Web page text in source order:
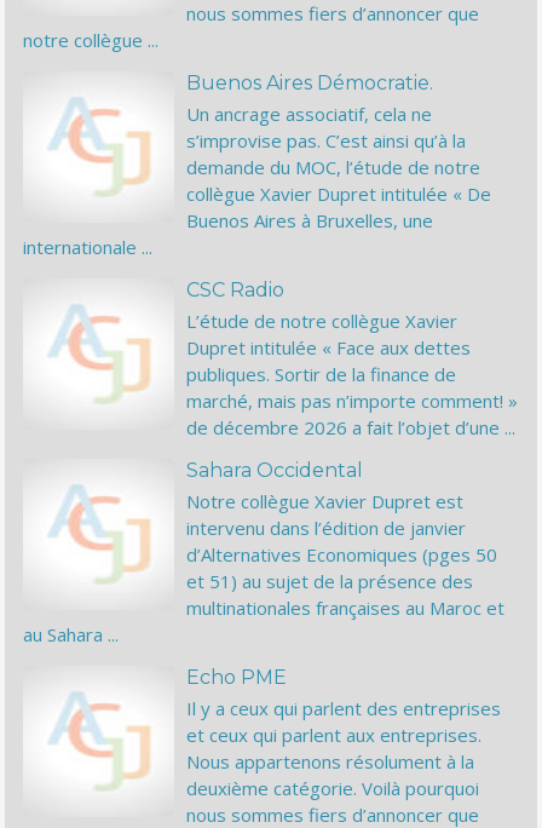
nous sommes fiers d’annoncer que
notre collègue ...
Buenos Aires Démocratie.
Un ancrage associatif, cela ne
s’improvise pas. C’est ainsi qu’à la
demande du MOC, l’étude de notre
collègue Xavier Dupret intitulée « De
Buenos Aires à Bruxelles, une
internationale ...
CSC Radio
L’étude de notre collègue Xavier
Dupret intitulée « Face aux dettes
publiques. Sortir de la finance de
marché, mais pas n’importe comment! »
de décembre 2026 a fait l’objet d’une ...
Sahara Occidental
Notre collègue Xavier Dupret est
intervenu dans l’édition de janvier
d’Alternatives Economiques (pges 50
et 51) au sujet de la présence des
multinationales françaises au Maroc et
au Sahara ...
Echo PME
Il y a ceux qui parlent des entreprises
et ceux qui parlent aux entreprises.
Nous appartenons résolument à la
deuxième catégorie. Voilà pourquoi
nous sommes fiers d’annoncer que